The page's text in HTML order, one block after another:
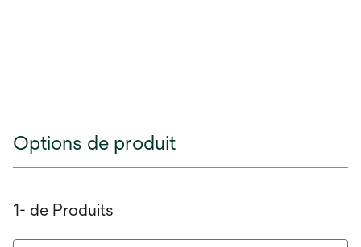
Options de produit
1- de Produits